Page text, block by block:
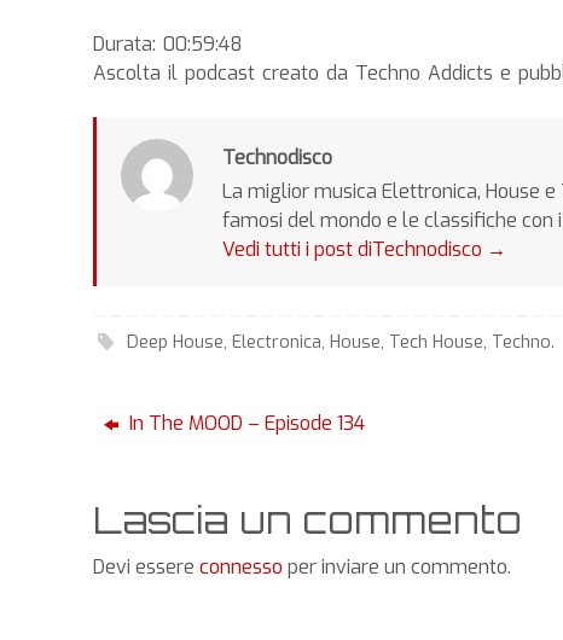
Durata: 00:59:48
Ascolta il podcast creato da Techno Addicts e
Technodisco
La miglior musica Elettronica, House
famosi del mondo e le classifiche con
Vedi tutti i post diTechnodisco →
Deep House,Electronica,House, Tech House, Techno.
In The MOOD – Episode 134
Lascia un commento
Devi essere connesso per inviare un commento.